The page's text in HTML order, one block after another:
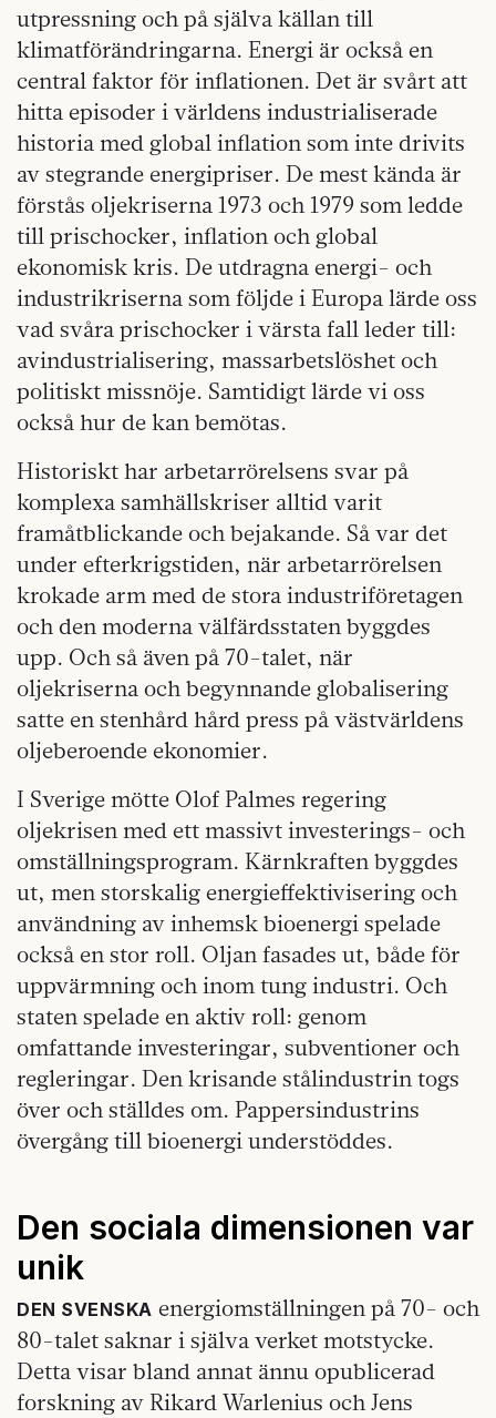
utpressning och på själva källan till
klimatförändringarna. Energi är också en
central faktor för inflationen. Det är svårt att
hitta episoder i världens industrialiserade
historia med global inflation som inte drivits
av stegrande energipriser. De mest kända är
förstås oljekriserna 1973 och 1979 som ledde
till prischocker, inflation och global
ekonomisk kris. De utdragna energi- och
industrikriserna som följde i Europa lärde oss
vad svåra prischocker i värsta fall leder till:
avindustrialisering, massarbetslöshet och
politiskt missnöje. Samtidigt lärde vi oss
också hur de kan bemötas.
Historiskt har arbetarrörelsens svar på
komplexa samhällskriser alltid varit
framåtblickande och bejakande. Så var det
under efterkrigstiden, när arbetarrörelsen
krokade arm med de stora industriföretagen
och den moderna välfärdsstaten byggdes
upp. Och så även på 70-talet, när
oljekriserna och begynnande globalisering
satte en stenhård hård press på västvärldens
oljeberoende ekonomier.
I Sverige mötte Olof Palmes regering
oljekrisen med ett massivt investerings- och
omställningsprogram. Kärnkraften byggdes
ut, men storskalig energieffektivisering och
användning av inhemsk bioenergi spelade
också en stor roll. Oljan fasades ut, både för
uppvärmning och inom tung industri. Och
staten spelade en aktiv roll: genom
omfattande investeringar, subventioner och
regleringar. Den krisande stålindustrin togs
över och ställdes om. Pappersindustrins
övergång till bioenergi understöddes.
Den sociala dimensionen var
unik
DEN SVENSKA energiomställningen på 70- och
80-talet saknar i själva verket motstycke.
Detta visar bland annat ännu opublicerad
forskning av Rikard Warlenius och Jens